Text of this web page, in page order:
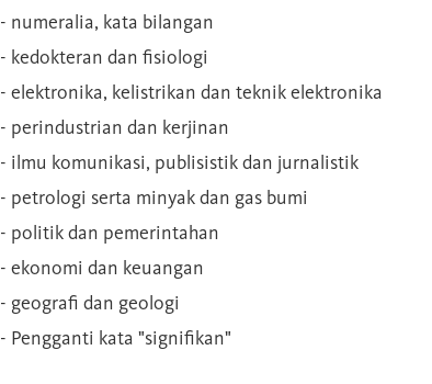
- numeralia, kata bilangan
- kedokteran dan fisiologi
- elektronika, kelistrikan dan teknik elektronika
- perindustrian dan kerjinan
- ilmu komunikasi, publisistik dan jurnalistik
- petrologi serta minyak dan gas bumi
- politik dan pemerintahan
- ekonomi dan keuangan
- geografi dan geologi
- Pengganti kata "signifikan"